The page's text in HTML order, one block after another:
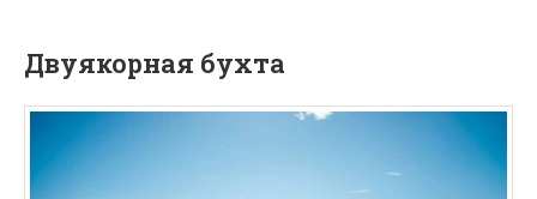
Двуякорная бухта